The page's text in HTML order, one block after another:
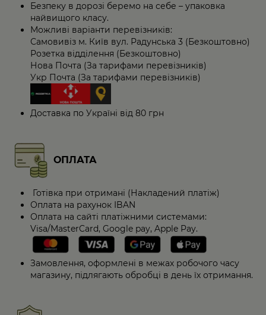
Безпеку в дорозі беремо на себе – упаковка
найвищого класу.
Можливі варіанти перевізників:
Самовивіз м. Київ вул. Радунська 3 (Безкоштовно)
Розетка відділення (Безкоштовно)
Нова Почта (За тарифами перевізників)
Укр Почта (За тарифами перевізників)
Доставка по Україні від 80 грн
ОПЛАТА
Готівка при отримані (Накладений платіж)
Оплата на рахунок IBAN
Оплата на сайті платіжними системами:
Visa/MasterCard, Google pay, Apple Pay.
Замовлення, оформлені в межах робочого часу
магазину, підлягають обробці в день їх отримання.